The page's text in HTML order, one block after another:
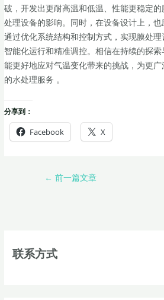
破，开发出更耐高温和低温、性能更稳定
处理设备的影响。同时，在设备设计上，也
通过优化系统结构和控制方式，实现膜处
智能化运行和精准调控。相信在持续的探
能更好地应对气温变化带来的挑战，为更
的水处理服务 。
分享到：
Facebook X
← 前一篇文章
联系方式